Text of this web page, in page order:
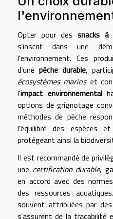
Opter pour des snacks à
s'inscrit dans une
l'environnement. Ces
d'unepêche durable,
écosystèmes marinset
l'impact environnemental
options de grignotage
méthodes de pêche
l'équilibre des espèces
protégeant ainsi la
Il est recommandé de
une certification durable,
en accord avec des
des ressources
souvent attribuées par
s'assurent de la traçabilité